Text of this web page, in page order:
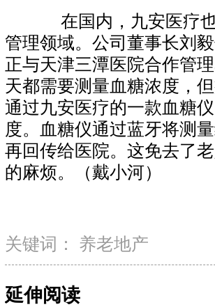
在国内，九安医疗也
管理领域。公司董事长刘
正与天津三潭医院合作管
天都需要测量血糖浓度，
通过九安医疗的一款血糖
度。血糖仪通过蓝牙将测
再回传给医院。这免去了
的麻烦。（戴小河）
关键词： 养老地产
延伸阅读